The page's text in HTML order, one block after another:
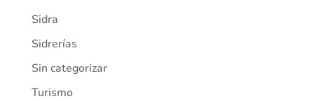
Sidra
Sidrerías
Sin categorizar
Turismo